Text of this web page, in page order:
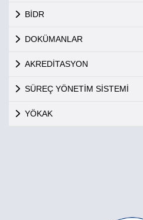
BİDR
DOKÜMANLAR
AKREDİTASYON
SÜREÇ YÖNETİM SİSTEMİ
YÖKAK